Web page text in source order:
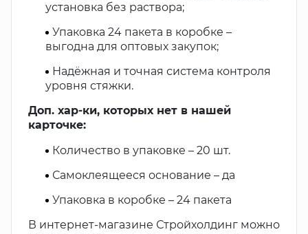
установка без раствора;
Упаковка 24 пакета в коробке –
выгодна для оптовых закупок;
Надёжная и точная система контроля
уровня стяжки.
Доп. хар-ки, которых нет в нашей
карточке:
Количество в упаковке – 20 шт.
Самоклеящееся основание – да
Упаковка в коробке – 24 пакета
В интернет-магазине Стройхолдинг можно